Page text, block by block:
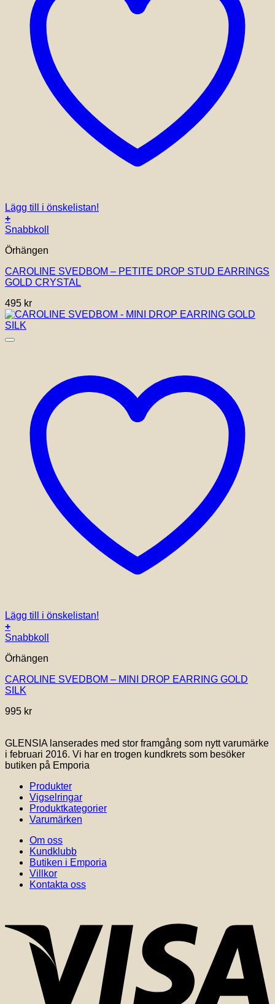
Lägg till i önskelistan!
+
Snabbkoll
Örhängen
CAROLINE SVEDBOM – PETITE DROP STUD EARRINGS
GOLD CRYSTAL
495 kr
Lägg till i önskelistan!
+
Snabbkoll
Örhängen
CAROLINE SVEDBOM – MINI DROP EARRING GOLD
SILK
995 kr
GLENSIA lanserades med stor framgång som nytt varumärke
i februari 2016. Vi har en trogen kundkrets som besöker
butiken på Emporia
Produkter
Vigselringar
Produktkategorier
Varumärken
Om oss
Kundklubb
Butiken i Emporia
Villkor
Kontakta oss